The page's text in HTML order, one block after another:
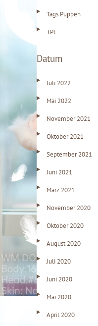
Tags Puppen
TPE
Datum
Juli 2022
Mai 2022
November 2021
Oktober 2021
September 2021
Juni 2021
März 2021
November 2020
Oktober 2020
August 2020
Juli 2020
Juni 2020
Mai 2020
April 2020